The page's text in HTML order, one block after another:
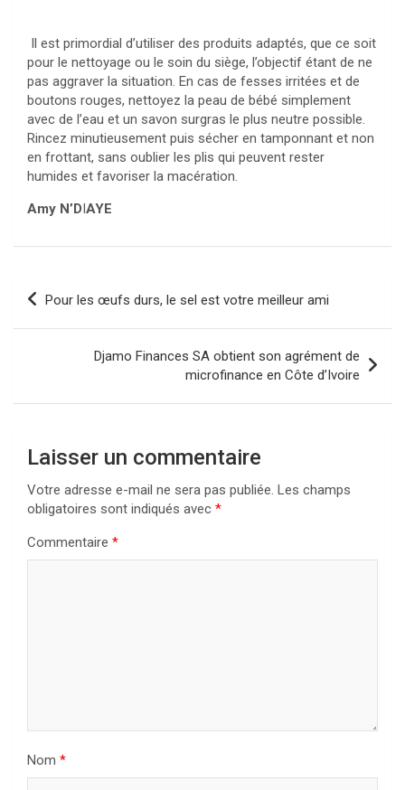
Il est primordial d’utiliser des produits adaptés, que ce soit
pour le nettoyage ou le soin du siège, l’objectif étant de ne
pas aggraver la situation. En cas de fesses irritées et de
boutons rouges, nettoyez la peau de bébé simplement
avec de l’eau et un savon surgras le plus neutre possible.
Rincez minutieusement puis sécher en tamponnant et non
en frottant, sans oublier les plis qui peuvent rester
humides et favoriser la macération.
Amy N’DIAYE
Navigation
Pour les œufs durs, le sel est votre meilleur ami
Djamo Finances SA obtient son agrément de
microfinance en Côte d’Ivoire
Laisser un commentaire
Votre adresse e-mail ne sera pas publiée. Les champs
obligatoires sont indiqués avec *
Commentaire *
Nom *